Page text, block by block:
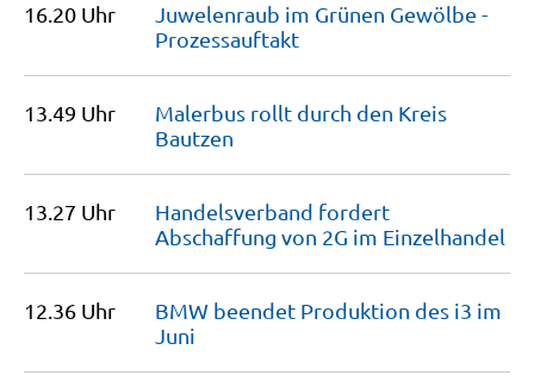
16.20 Uhr
Juwelenraub im Grünen Gewölbe -
Prozessauftakt
13.49 Uhr
Malerbus rollt durch den Kreis
Bautzen
13.27 Uhr
Handelsverband fordert
Abschaffung von 2G im Einzelhandel
12.36 Uhr
BMW beendet Produktion des i3 im
Juni